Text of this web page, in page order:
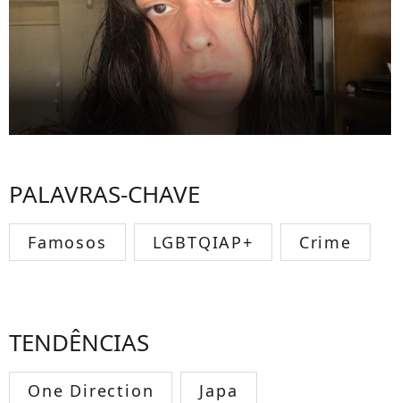
PALAVRAS-CHAVE
Famosos LGBTQIAP+ Crime
TENDÊNCIAS
One Direction Japa